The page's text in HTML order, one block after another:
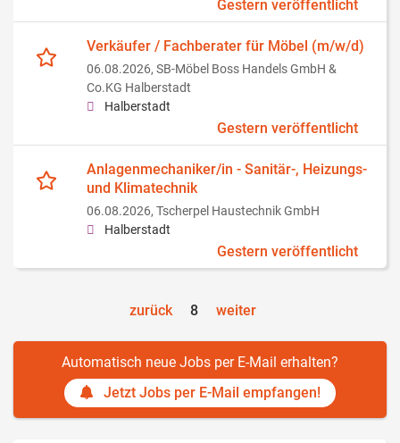
Gestern veröffentlicht
Verkäufer / Fachberater für Möbel (m/w/d)
06.08.2026, SB-Möbel Boss Handels GmbH &
Co.KG Halberstadt
Halberstadt
Gestern veröffentlicht
Anlagenmechaniker/in - Sanitär-, Heizungs-
und Klimatechnik
06.08.2026, Tscherpel Haustechnik GmbH
Halberstadt
Gestern veröffentlicht
zurück 8 weiter
Automatisch neue Jobs per E-Mail erhalten?
Jetzt Jobs per E-Mail empfangen!